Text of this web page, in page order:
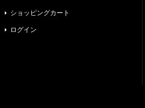
ショッピングカート
ログイン